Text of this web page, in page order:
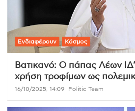
Ενδιαφέρουν Κόσμος
Βατικανό: Ο πάπας Λέων ΙΔ’
χρήση τροφίμων ως
16/10/2025, 14:09 Politic Team